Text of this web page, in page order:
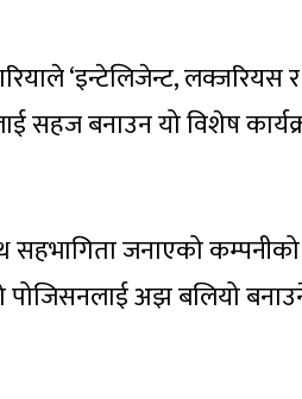
‘इन्टेलिजेन्ट, लक्जरियस
सहज बनाउन यो विशेष
जनाएको
पोजिसनलाई अझ बलियो